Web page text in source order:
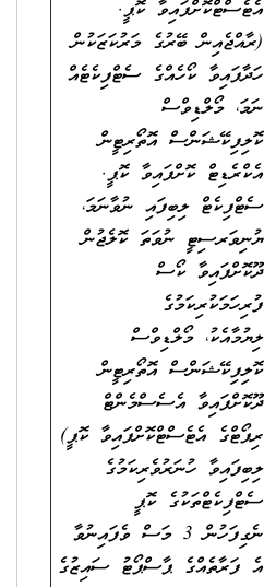
އެޓެސްޓްކޮށްފައިވާ ކޮޕީ.
(ރާއްޖެއިން ބޭރުގެ މަރުކަޒަކުން
ހަދާފައިވާ ކޯހެއްގެ ސެޓްފިކެޓެއް
ނަމަ، މޯލްޑިވްސް
ކޮލިފިކޭޝަންސް އޮތޯރިޓީން
އެކްރެޑިޓް ކޮށްފައިވާ ކޮޕީ.
ސެޓްފިކެޓް ލިބިފައި ނުވާނަމަ،
ޔުނިވަރސިޓީ ނުވަތަ ކޮލެޖުން
ދޫކޮށްފައިވާ ކޯސް
ފުރިހަމަކުރިކަމުގެ
ލިޔުމާއެކު، މޯލްޑިވްސް
ކޮލިފިކޭޝަންސް އޮތޯރިޓީން
ދޫކޮށްފައިވާ އެސެސްމެންޓް
ރިޕޯޓްގެ އެޓެސްޓްކޮށްފައިވާ ކޮޕީ)
ލިބިފައިވާ ހުނަރުވެރިކަމުގެ
ސެޓްފިކެޓްތަކުގެ ކޮޕީ
ނެގިފަހުން 3 މަސް ވެފައިނުވާ
އެ ފަރާތެއްގެ ޕާސްޕޯޓު ސައިޒުގެ